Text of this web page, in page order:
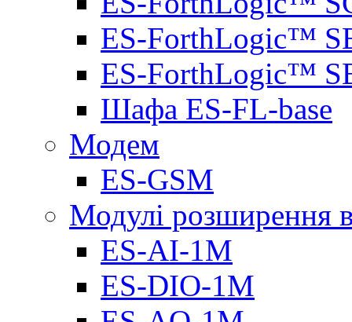
ES-ForthLogic™
ES-ForthLogic™
Шафа ES-FL-base
Модем
ES-GSM
Модулі розширення
ES-AI-1M
ES-DIO-1М